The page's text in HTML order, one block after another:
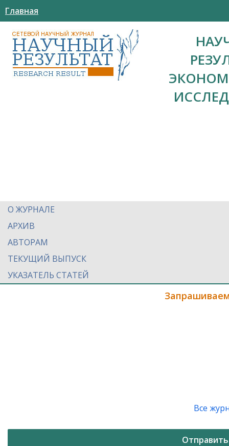
Главная
О ЖУРНАЛЕ
АРХИВ
АВТОРАМ
ТЕКУЩИЙ ВЫПУСК
УКАЗАТЕЛЬ СТАТЕЙ
Все